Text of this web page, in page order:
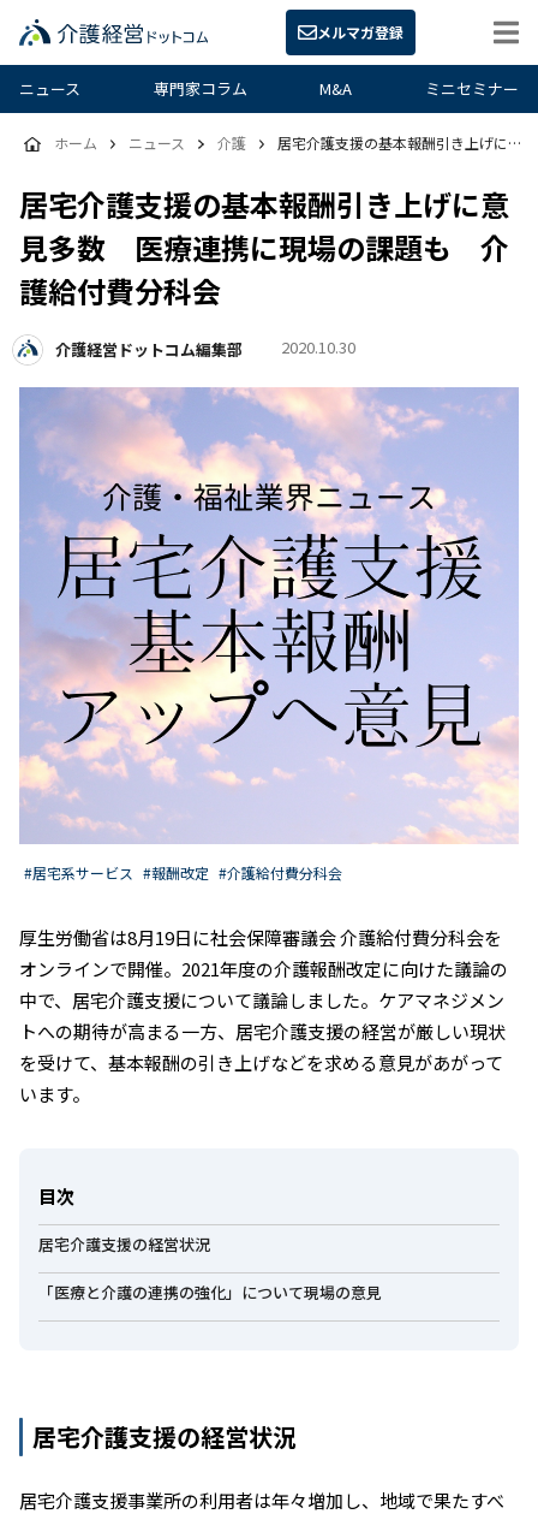
メルマガ登録
ニュース 専門家コラム M&A ミニセミナー
居宅介護支援の基本報酬引き上げに意
見多数 医療連携に現場の課題も 介
護給付費分科会
介護経営ドットコム編集部 2020.10.30
ホーム ニュース 介護 居宅介護支援の基本報酬引き上げに意見多数 医療連携に現場の課題も 介護給付費分科会
#居宅系サービス #報酬改定 #介護給付費分科会
厚生労働省は8月19日に社会保障審議会 介護給付費分科会を
オンラインで開催。2021年度の介護報酬改定に向けた議論の
中で、居宅介護支援について議論しました。ケアマネジメン
トへの期待が高まる一方、居宅介護支援の経営が厳しい現状
を受けて、基本報酬の引き上げなどを求める意見があがって
います。
目次
居宅介護支援の経営状況
「医療と介護の連携の強化」について現場の意見
居宅介護支援の経営状況
居宅介護支援事業所の利用者は年々増加し、地域で果たすべ